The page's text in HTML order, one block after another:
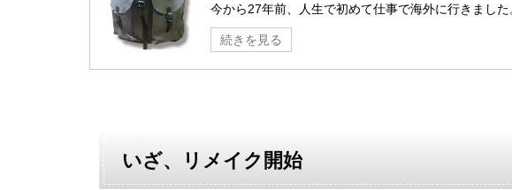
今から27年前、人生で初めて仕事で海外に行きました
続きを見る
いざ、リメイク開始